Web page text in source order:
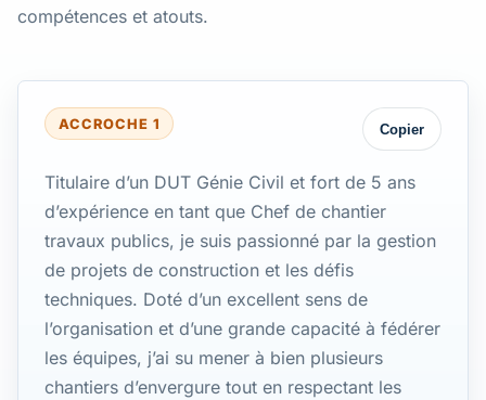
compétences et atouts.
ACCROCHE 1 Copier
Titulaire d’un DUT Génie Civil et fort de 5 ans
d’expérience en tant que Chef de chantier
travaux publics, je suis passionné par la gestion
de projets de construction et les défis
techniques. Doté d’un excellent sens de
l’organisation et d’une grande capacité à fédérer
les équipes, j’ai su mener à bien plusieurs
chantiers d’envergure tout en respectant les